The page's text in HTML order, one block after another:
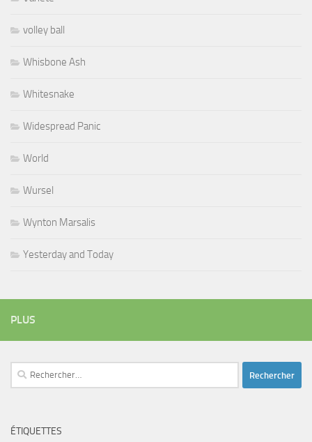
volley ball
Whisbone Ash
Whitesnake
Widespread Panic
World
Wursel
Wynton Marsalis
Yesterday and Today
PLUS
Rechercher :
ÉTIQUETTES